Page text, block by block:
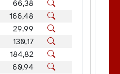
66,38
166,48
29,99
130,17
184,82
60,94